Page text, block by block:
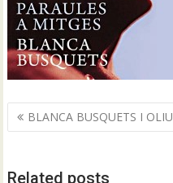
Navegació
d'entrades
BLANCA BUSQUETS I OLIU
Related posts